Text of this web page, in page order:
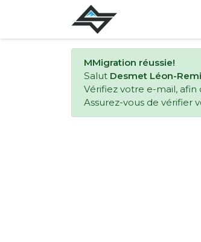
MMigration réussie!
Salut Desmet Léon-Remi
Vérifiez votre e-mail,
Assurez-vous de vérifier